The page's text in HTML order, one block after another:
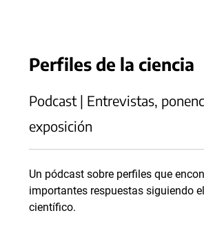
Perfiles de la ciencia
Podcast | Entrevistas,
exposición
Un pódcast sobre perfiles que
importantes respuestas siguiendo
científico.